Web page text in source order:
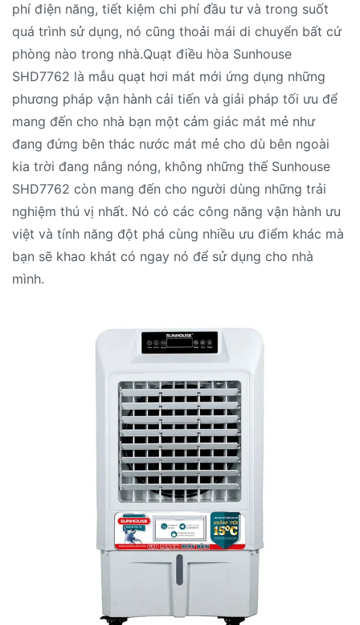
phí điện năng, tiết kiệm chi phí đầu tư và trong suốt
quá trình sử dụng, nó cũng thoải mái di chuyển bất cứ
phòng nào trong nhà.Quạt điều hòa Sunhouse
SHD7762 là mẫu quạt hơi mát mới ứng dụng những
phương pháp vận hành cải tiến và giải pháp tối ưu để
mang đến cho nhà bạn một cảm giác mát mẻ như
đang đứng bên thác nước mát mẻ cho dù bên ngoài
kia trời đang nắng nóng, không những thế Sunhouse
SHD7762 còn mang đến cho người dùng những trải
nghiệm thú vị nhất. Nó có các công năng vận hành ưu
việt và tính năng đột phá cùng nhiều ưu điểm khác mà
bạn sẽ khao khát có ngay nó để sử dụng cho nhà
mình.